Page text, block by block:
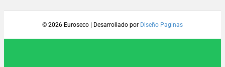
© 2026 Euroseco Desarrollado por Diseño Paginas